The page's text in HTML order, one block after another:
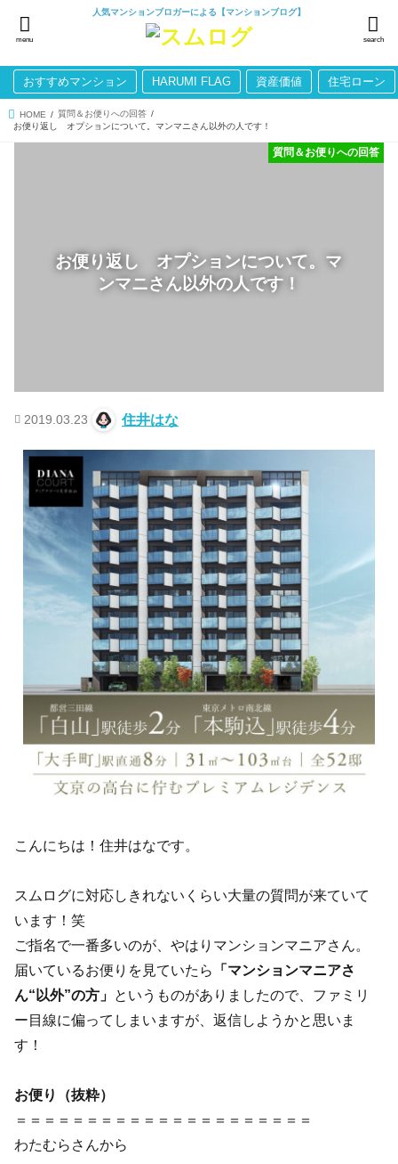
人気マンションブロガーによる【マンションブログ】
search
menu
おすすめマンション HARUMI FLAG 資産価値 住宅ローン
HOME
質問＆お便りへの回答
お便り返し オプションについて。マンマニさん以外の人です！
お便り返し オプションについて。マ
ンマニさん以外の人です！
質問＆お便りへの回答
2019.03.23 住井はな
こんにちは！住井はなです。
スムログに対応しきれないくらい大量の質問が来ていて
います！笑
ご指名で一番多いのが、やはりマンションマニアさん。
届いているお便りを見ていたら
「マンションマニアさ
ん“以外”の方」 というものがありましたので、ファミリ
ー目線に偏ってしまいますが、返信しようかと思いま
す！
お便り（抜粋）
＝＝＝＝＝＝＝＝＝＝＝＝＝＝＝＝＝＝＝＝＝
わたむらさんから